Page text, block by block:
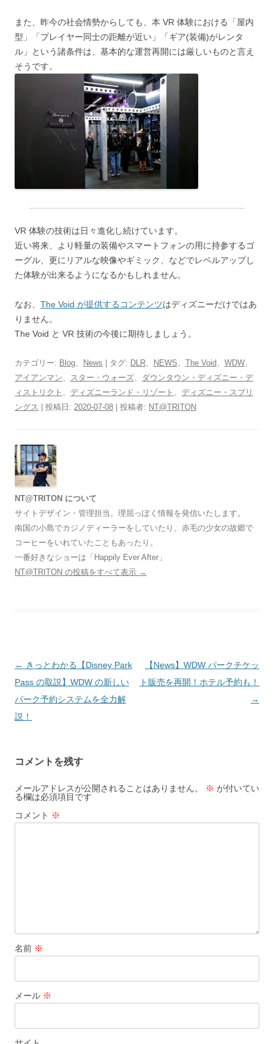
また、昨今の社会情勢からしても、本 VR 体験における「屋内
型」「プレイヤー同士の距離が近い」「ギア(装備)がレンタ
ル」という諸条件は、基本的な運営再開には厳しいものと言え
そうです。
VR 体験の技術は日々進化し続けています。
近い将来、より軽量の装備やスマートフォンの用に持参するゴ
ーグル、更にリアルな映像やギミック、などでレベルアップし
た体験が出来るようになるかもしれません。
なお、 The Void が提供するコンテンツはディズニーだけではあ
りません。
The Void と VR 技術の今後に期待しましょう。
カテゴリー: Blog、 News | タグ: DLR、 NEWS、 The Void、 WDW、
アイアンマン、 スター・ウォーズ、 ダウンタウン・ディズニー・デ
ィストリクト 、 ディズニーランド・リゾート 、 ディズニー・スプリ
ングス
| 投稿日: 2020-07-08 投稿者: NT@TRITON
NT@TRITON について
サイトデザイン・管理担当。理屈っぽく情報を発信いたします。
南国の小島でカジノディーラーをしていたり、赤毛の少女の故郷で
コーヒーをいれていたこともあったり。
一番好きなショーは「Happily Ever After」
NT@TRITON の投稿をすべて表示 →
投
稿
ナ
ビ
シ
ョ
ン
← きっとわかる【Disney Park
Pass の取説】WDW の新しい
パーク予約システムを全力解
説！
【News】WDW パークチケッ
ト販売を再開！ホテル予約も！
→
コメントを残す
メールアドレスが公開されることはありません。 ※ が付いてい
る欄は必須項目です
コメント ※
名前 ※
メール ※